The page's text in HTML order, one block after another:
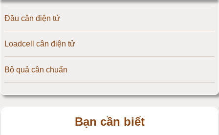
Cân điện tử 10kg
Cân điện tử 15kg
Cân điện tử 20kg
Cân điện tử 25kg
Đầu cân điện tử
Loadcell cân điện tử
Bộ quả cân chuẩn
Bạn cần biết